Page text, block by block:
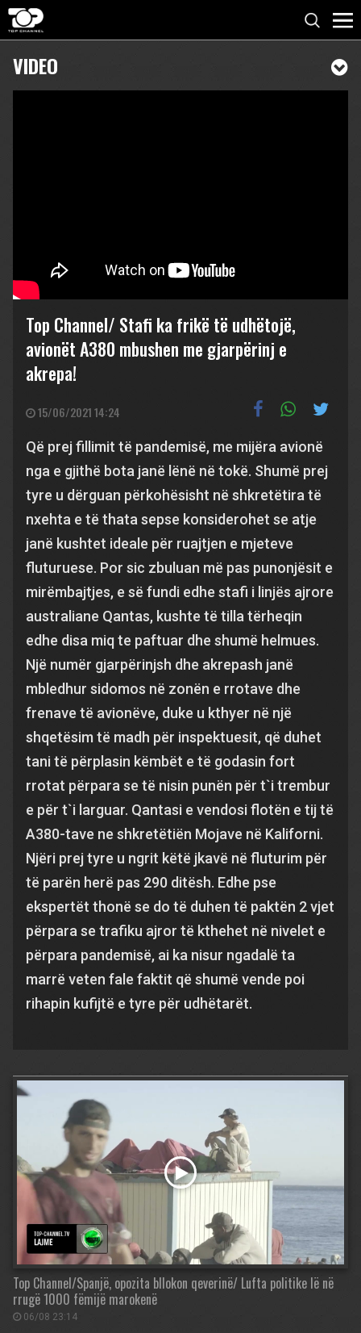
VIDEO
Top Channel/ Stafi ka frikë të udhëtojë,
avionët A380 mbushen me gjarpërinj e
akrepa!
15/06/2021 14:24
Që prej fillimit të pandemisë, me mijëra avionë
nga e gjithë bota janë lënë në tokë. Shumë prej
tyre u dërguan përkohësisht në shkretëtira të
nxehta e të thata sepse konsiderohet se atje
janë kushtet ideale për ruajtjen e mjeteve
fluturuese. Por sic zbuluan më pas punonjësit e
mirëmbajtjes, e së fundi edhe stafi i linjës ajrore
australiane Qantas, kushte të tilla tërheqin
edhe disa miq te paftuar dhe shumë helmues.
Një numër gjarpërinjsh dhe akrepash janë
mbledhur sidomos në zonën e rrotave dhe
frenave të avionëve, duke u kthyer në një
shqetësim të madh për inspektuesit, që duhet
tani të përplasin këmbët e të godasin fort
rrotat përpara se të nisin punën për t`i trembur
e për t`i larguar. Qantasi e vendosi flotën e tij të
A380-tave ne shkretëtiën Mojave në Kaliforni.
Njëri prej tyre u ngrit këtë jkavë në fluturim për
të parën herë pas 290 ditësh. Edhe pse
ekspertët thonë se do të duhen të paktën 2 vjet
përpara se trafiku ajror të kthehet në nivelet e
përpara pandemisë, ai ka nisur ngadalë ta
marrë veten fale faktit që shumë vende poi
rihapin kufijtë e tyre për udhëtarët.
Top Channel/Spanjë, opozita bllokon qeverinë/ Lufta politike lë në
rrugë 1000 fëmijë marokenë
06/08 23:14